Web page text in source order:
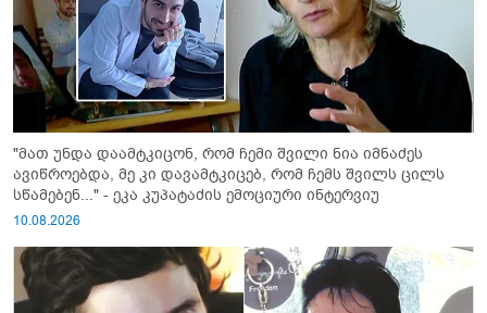
"მათ უნდა დაამტკიცონ, რომ ჩემი შვილი ნია იმნაძეს
ავიწროებდა, მე კი დავამტკიცებ, რომ ჩემს შვილს ცილს
სწამებენ..." - ეკა კუპატაძის ემოციური ინტერვიუ
10.08.2026